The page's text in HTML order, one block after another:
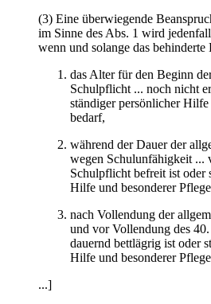
(3) Eine überwiegende
im Sinne des Abs. 1 wird
wenn und solange das behinderte
das Alter für den Beginn
Schulpflicht ... noch nicht
ständiger persönlicher Hilfe
bedarf,
während der Dauer der
wegen Schulunfähigkeit ...
Schulpflicht befreit ist oder
Hilfe und besonderer
nach Vollendung der
und vor Vollendung des
dauernd bettlägrig ist oder
Hilfe und besonderer
...]